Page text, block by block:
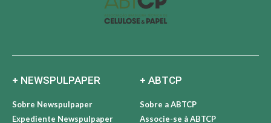
+ NEWSPULPAPER
Sobre Newspulpaper
Expediente Newspulpaper
+ ABTCP
Sobre a ABTCP
Associe-se à ABTCP